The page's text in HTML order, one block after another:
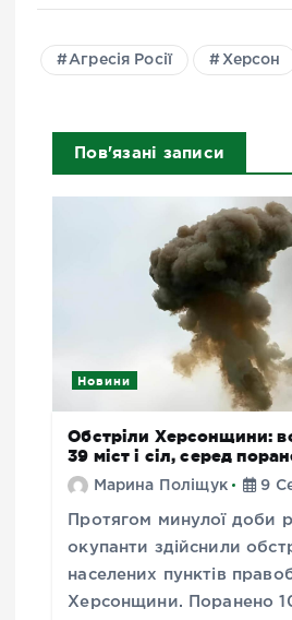
Агресія Росії Херсон
Пов'язані записи
Новини
Обстріли Херсонщини:
39 міст і сіл, серед
Марина Поліщук 9
Протягом минулої доби
окупанти здійснили
населених пунктів
Херсонщини. Поранено